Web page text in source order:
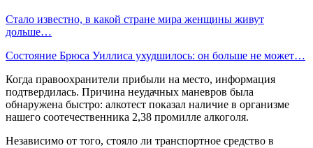
Стало известно, в какой стране мира женщины живут
дольше…
Состояние Брюса Уиллиса ухудшилось: он больше не может…
Когда правоохранители прибыли на место, информация
подтвердилась. Причина неудачных маневров была
обнаружена быстро: алкотест показал наличие в организме
нашего соотечественника 2,38 промилле алкоголя.
Независимо от того, стояло ли транспортное средство в